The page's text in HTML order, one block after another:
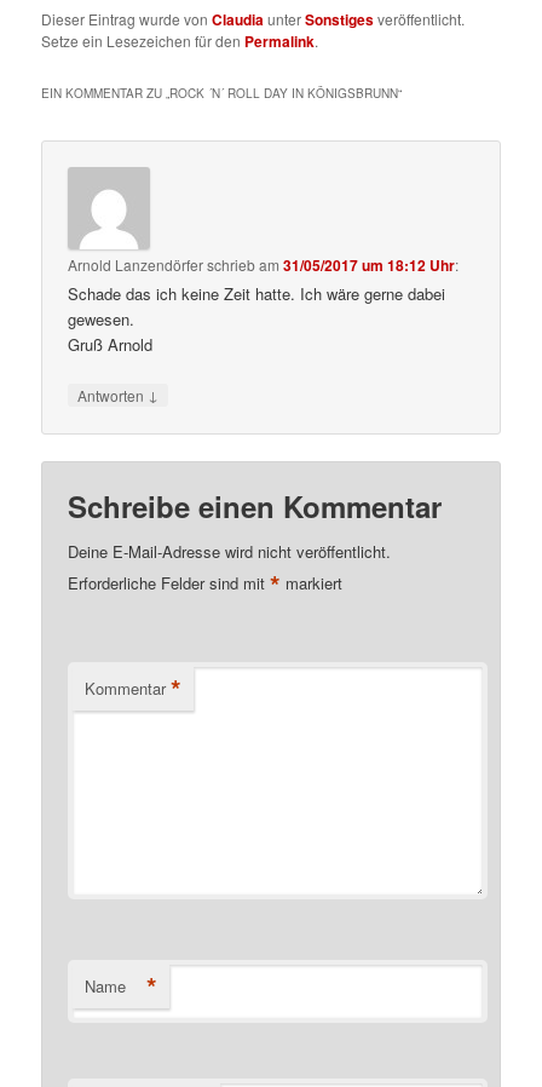
Dieser Eintrag wurde vonClaudiaunterSonstigesveröffentlicht.
Setze ein Lesezeichen für den Permalink.
EIN KOMMENTAR ZU „ROCK ´N´ ROLL DAY IN KÖNIGSBRUNN“
Arnold Lanzendörferschriebam31/05/2017 um 18:12 Uhr:
Schade das ich keine Zeit hatte. Ich wäre gerne dabei
gewesen.
Gruß Arnold
Antworten ↓
Schreibe einen Kommentar
Deine E-Mail-Adresse wird nicht veröffentlicht.
Erforderliche Felder sind mit* markiert
Kommentar *
Name *